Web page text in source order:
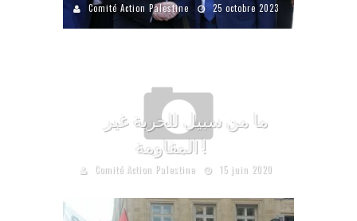
Comité Action Palestine 25 octobre 2023
ما من سبيل للحرية غير
المقاومة !
Comité Action Palestine 15 juin 2020